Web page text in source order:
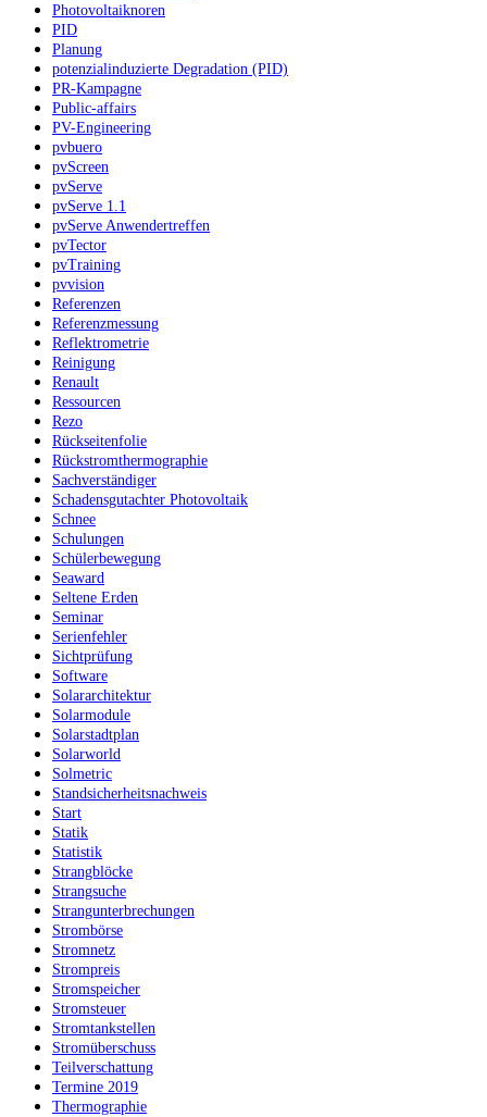
Photovoltaiknoren
PID
Planung
potenzialinduzierte Degradation (PID)
PR-Kampagne
Public-affairs
PV-Engineering
pvbuero
pvScreen
pvServe
pvServe 1.1
pvServe Anwendertreffen
pvTector
pvTraining
pvvision
Referenzen
Referenzmessung
Reflektrometrie
Reinigung
Renault
Ressourcen
Rezo
Rückseitenfolie
Rückstromthermographie
Sachverständiger
Schadensgutachter Photovoltaik
Schnee
Schulungen
Schülerbewegung
Seaward
Seltene Erden
Seminar
Serienfehler
Sichtprüfung
Software
Solararchitektur
Solarmodule
Solarstadtplan
Solarworld
Solmetric
Standsicherheitsnachweis
Start
Statik
Statistik
Strangblöcke
Strangsuche
Strangunterbrechungen
Strombörse
Stromnetz
Strompreis
Stromspeicher
Stromsteuer
Stromtankstellen
Stromüberschuss
Teilverschattung
Termine 2019
Thermographie